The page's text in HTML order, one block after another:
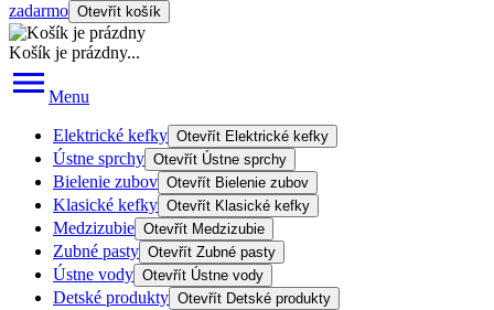
zadarmo Otevřít košík
Košík je prázdny...
Menu
Elektrické kefky Otevřít Elektrické kefky
Ústne sprchy Otevřít Ústne sprchy
Bielenie zubov Otevřít Bielenie zubov
Klasické kefky Otevřít Klasické kefky
Medzizubie Otevřít Medzizubie
Zubné pasty Otevřít Zubné pasty
Ústne vody Otevřít Ústne vody
Detské produkty Otevřít Detské produkty